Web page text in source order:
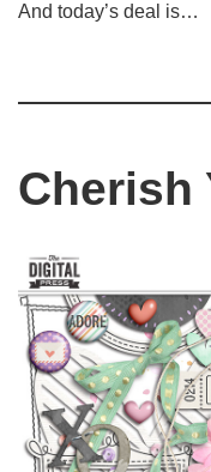
And today’s deal is…
Cherish